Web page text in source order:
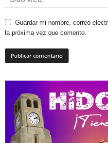
Guardar mi nombre, correo
la próxima vez que comente.